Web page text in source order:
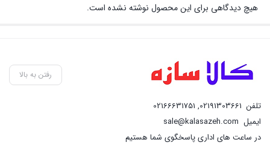
هیچ دیدگاهی برای این محصول نوشته نشده است.
رفتن به بالا
تلفن 02191303661
,
02166631751
ایمیل sale@kalasazeh.com
در ساعت های اداری پاسخگوی شما هستیم